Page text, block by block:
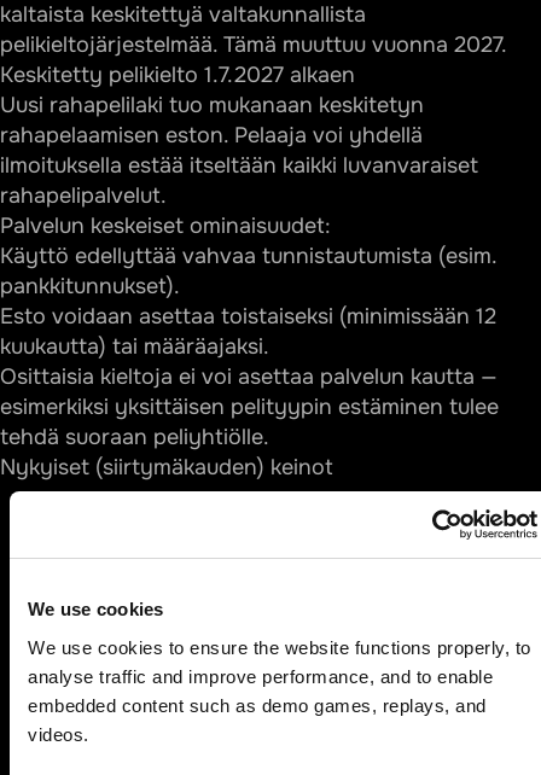
We use cookies
We use cookies to ensure the website functions properly, to
analyse traffic and improve performance, and to enable
embedded content such as demo games, replays, and
videos.
kaltaista keskitettyä valtakunnallista
pelikieltojärjestelmää. Tämä muuttuu vuonna 2027.
Keskitetty pelikielto 1.7.2027 alkaen
Uusi rahapelilaki tuo mukanaan keskitetyn
rahapelaamisen eston. Pelaaja voi yhdellä
ilmoituksella estää itseltään kaikki luvanvaraiset
rahapelipalvelut.
Palvelun keskeiset ominaisuudet:
Käyttö edellyttää vahvaa tunnistautumista (esim.
pankkitunnukset).
Esto voidaan asettaa toistaiseksi (minimissään 12
kuukautta) tai määräajaksi.
Osittaisia kieltoja ei voi asettaa palvelun kautta —
esimerkiksi yksittäisen pelityypin estäminen tulee
tehdä suoraan peliyhtiölle.
Nykyiset (siirtymäkauden) keinot
Veikkauksen
pelikielto
määräajaksi tai
toistaiseksi